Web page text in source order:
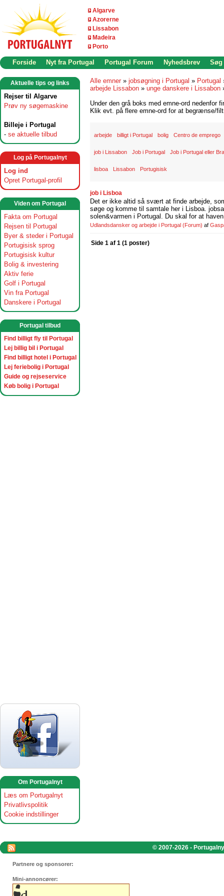
Algarve
Azorerne
Lissabon
Madeira
Porto
Forside Nyt fra Portugal Portugal Forum Nyhedsbrev Søg
Aktuelle tips og links
Rejser til Algarve
Prøv ny søgemaskine
Billeje i Portugal
- se aktuelle tilbud
Log på Portugalnyt
Log ind
Opret Portugal-profil
Viden om Portugal
Fakta om Portugal
Rejsen til Portugal
Byer & steder i Portugal
Portugisisk sprog
Portugisisk kultur
Bolig & investering
Aktiv ferie
Golf i Portugal
Vin fra Portugal
Danskere i Portugal
Portugal tilbud
Find billigt fly til Portugal
Lej billig bil i Portugal
Find billigt hotel i Portugal
Lej feriebolig i Portugal
Guide og rejseservice
Køb bolig i Portugal
Om Portugalnyt
Læs om Portugalnyt
Privatlivspolitik
Cookie indstillinger
Alle emner » jobsøgning i Portugal » Portugal
arbejde Lissabon » unge danskere i Lissabon
Under den grå boks med emne-ord nedenfor
Klik evt. på flere emne-ord for at begrænse/
arbejde billigt i Portugal bolig Centro de emprego
job i Lissabon Job i Portugal Job i Portugal eller
lisboa Lissabon Portugisisk
job i Lisboa
Det er ikke altid så svært at finde arbejde,
søge og komme til samtale her i Lisboa.
solen&varmen i Portugal. Du skal for at
Udlandsdansker og arbejde i Portugal (Forum) af
Side 1 af 1 (1 poster)
© 2007-2026 -
Partnere og sponsorer:
Mini-annoncører: